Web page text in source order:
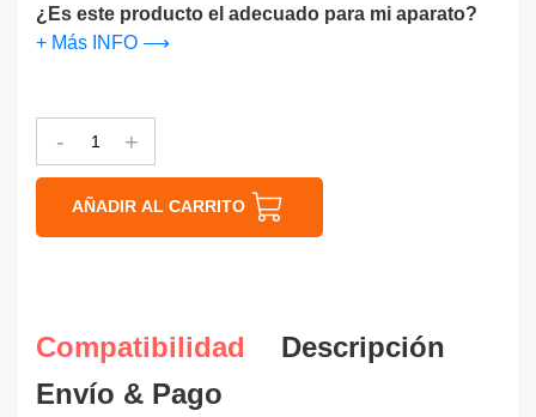
¿Es este producto el adecuado para mi aparato?
+ Más INFO ⟶
- +
AÑADIR AL CARRITO
Compatibilidad
Descripción
Envío & Pago